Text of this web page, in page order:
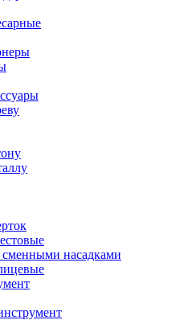
сменными насадками